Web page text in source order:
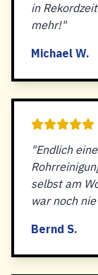
in
mehr!"
Michael W.
"Endlich
selbst am
war noch
Bernd S.